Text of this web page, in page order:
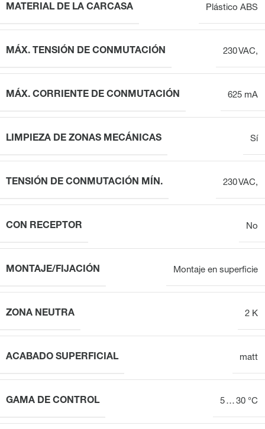
MATERIAL DE LA CARCASA Plástico ABS
MÁX. TENSIÓN DE CONMUTACIÓN 230 VAC,
MÁX. CORRIENTE DE CONMUTACIÓN 625 mA
LIMPIEZA DE ZONAS MECÁNICAS Sí
TENSIÓN DE CONMUTACIÓN MÍN. 230 VAC,
CON RECEPTOR No
MONTAJE/FIJACIÓN Montaje en superficie
ZONA NEUTRA 2 K
ACABADO SUPERFICIAL matt
GAMA DE CONTROL 5 … 30 °C